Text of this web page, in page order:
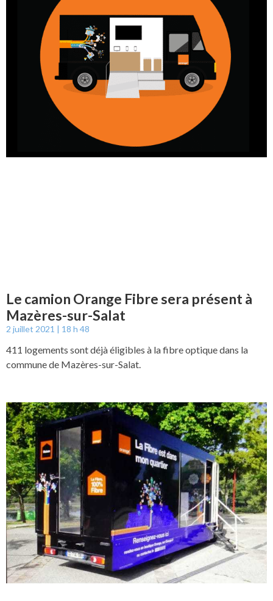
Le camion Orange Fibre sera présent à
Mazères-sur-Salat
2 juillet 2021 18 h 48
411 logements sont déjà éligibles à la fibre optique dans la
commune de Mazères-sur-Salat.